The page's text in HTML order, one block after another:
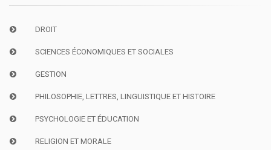
DROIT
SCIENCES ÉCONOMIQUES ET SOCIALES
GESTION
PHILOSOPHIE, LETTRES, LINGUISTIQUE ET HISTOIRE
PSYCHOLOGIE ET ÉDUCATION
RELIGION ET MORALE